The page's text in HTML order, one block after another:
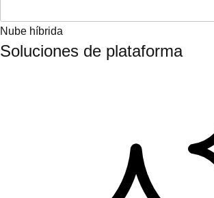
Nube híbrida
Soluciones de plataforma